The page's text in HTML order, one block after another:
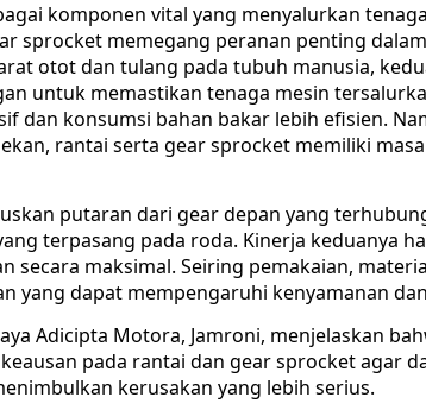
komponen vital yang menyalurkan
sprocket memegang peranan penting
otot dan tulang pada tubuh manusia,
untuk memastikan tenaga mesin
dan konsumsi bahan bakar lebih efisien.
rantai serta gear sprocket memiliki
putaran dari gear depan yang
terpasang pada roda. Kinerja keduanya
secara maksimal. Seiring pemakaian,
yang dapat mempengaruhi kenyamanan
Adicipta Motora, Jamroni, menjelaskan
pada rantai dan gear sprocket agar
kerusakan yang lebih serius.